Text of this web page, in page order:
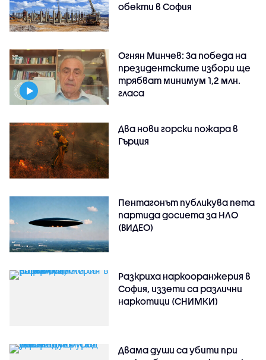
обекти в София
Огнян Минчев: За победа на
президентските избори ще
трябват минимум 1,2 млн.
гласа
Два нови горски пожара в
Гърция
Пентагонът публикува пета
партида досиета за НЛО
(ВИДЕО)
Разкриха наркооранжерия в
София, иззети са различни
наркотици (СНИМКИ)
Двама души са убити при